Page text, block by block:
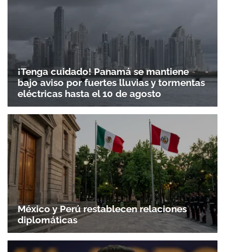
¡Tenga cuidado! Panamá se mantiene
bajo aviso por fuertes lluvias y tormentas
eléctricas hasta el 10 de agosto
México y Perú restablecen relaciones
diplomáticas